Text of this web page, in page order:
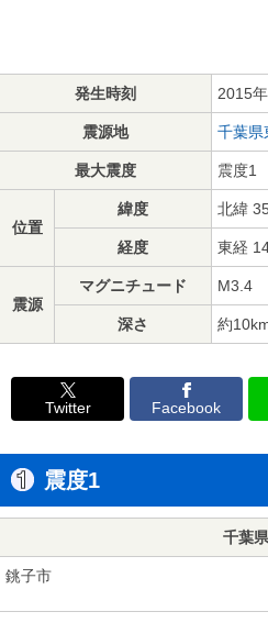
発生時刻 2015
震源地 千葉県
最大震度 震度1
位置
緯度 北緯
経度 東経
震源
マグニチュード M3.4
深さ 約
Twitter Facebook
震度1
千葉県
銚子市